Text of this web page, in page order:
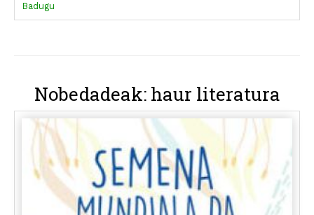
Badugu
Nobedadeak: haur literatura